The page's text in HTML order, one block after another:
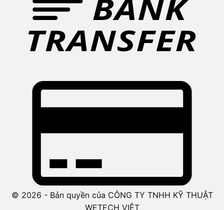
© 2026 - Bản quyền của CÔNG TY TNHH KỸ THUẬT
WETECH VIỆT